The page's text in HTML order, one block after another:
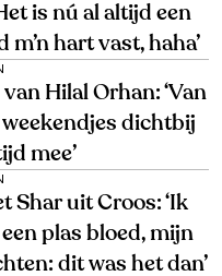
is nú al altijd een
hart vast, haha’
Hilal Orhan: ‘Van
dichtbij
mee’
Shar uit Croos: ‘Ik
plas bloed, mijn
dit was het dan’